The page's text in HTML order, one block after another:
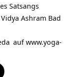
Satsangs
Ashram Bad
aufwww.yoga-